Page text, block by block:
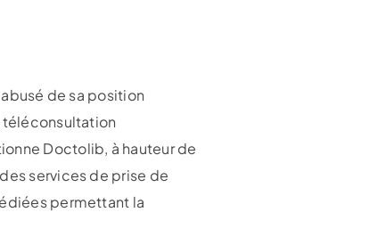
de sa position
téléconsultation
Doctolib, à hauteur de
services de prise de
permettant la